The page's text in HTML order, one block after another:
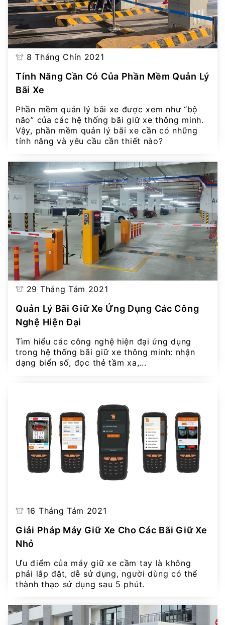
8 Tháng Chín 2021
Tính Năng Cần Có Của Phần Mềm Quản Lý
Bãi Xe
Phần mềm quản lý bãi xe được xem như “bộ
não” của các hệ thống bãi giữ xe thông minh.
Vậy, phần mềm quản lý bãi xe cần có những
tính năng và yêu cầu cần thiết nào?
29 Tháng Tám 2021
Quản Lý Bãi Giữ Xe Ứng Dụng Các Công
Nghệ Hiện Đại
Tìm hiểu các công nghệ hiện đại ứng dụng
trong hệ thống bãi giữ xe thông minh: nhận
dạng biển số, đọc thẻ tầm xa,...
16 Tháng Tám 2021
Giải Pháp Máy Giữ Xe Cho Các Bãi Giữ Xe
Nhỏ
Ưu điểm của máy giữ xe cầm tay là không
phải lắp đặt, dễ sử dụng, người dùng có thể
thành thạo sử dụng sau 5 phút.